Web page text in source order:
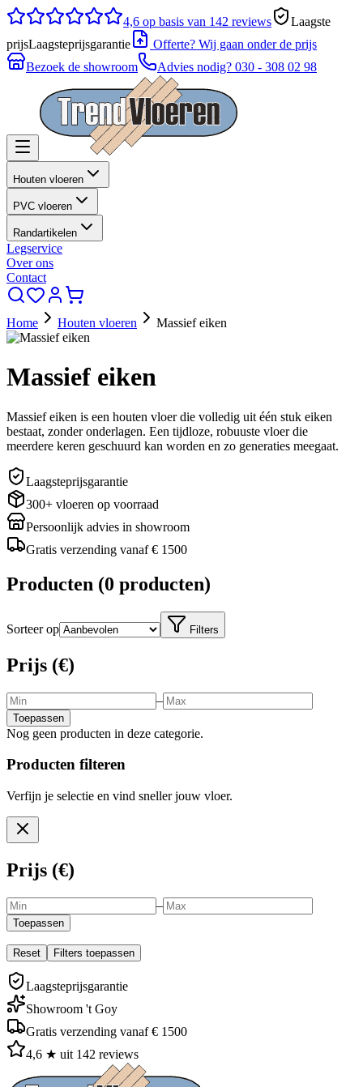
4,6 op basis van 142 reviews
Laagste
prijsLaagsteprijsgarantie
Offerte? Wij gaan onder de prijs
Bezoek de showroom
Advies nodig? 030 - 308 02 98
Houten vloeren
PVC vloeren
Randartikelen
Legservice
Over ons
Contact
Home Houten vloeren Massief eiken
Massief eiken
Massief eiken is een houten vloer die volledig uit één stuk eiken
bestaat, zonder onderlagen. Een tijdloze, robuuste vloer die
meerdere keren geschuurd kan worden en zo generaties meegaat.
Laagsteprijsgarantie
300+ vloeren op voorraad
Persoonlijk advies in showroom
Gratis verzending vanaf € 1500
Producten (0 producten)
Sorteer op Filters
Prijs (€)
–
Toepassen
Nog geen producten in deze categorie.
Producten filteren
Verfijn je selectie en vind sneller jouw vloer.
Prijs (€)
–
Toepassen
Reset Filters toepassen
Laagsteprijsgarantie
Showroom 't Goy
Gratis verzending vanaf € 1500
4,6 ★ uit 142 reviews